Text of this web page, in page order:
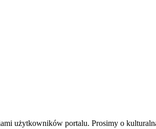
użytkowników portalu. Prosimy o